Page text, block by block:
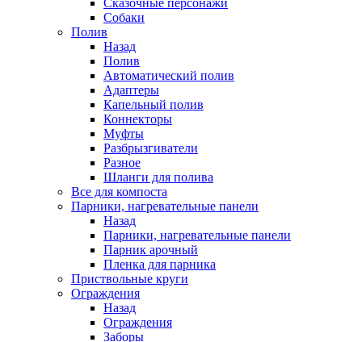
Сказочные персонажи
Собаки
Полив
Назад
Полив
Автоматический полив
Адаптеры
Капельный полив
Коннекторы
Муфты
Разбрызгиватели
Разное
Шланги для полива
Все для компоста
Парники, нагревательные панели
Назад
Парники, нагревательные панели
Парник арочный
Пленка для парника
Приствольные круги
Ограждения
Назад
Ограждения
Заборы